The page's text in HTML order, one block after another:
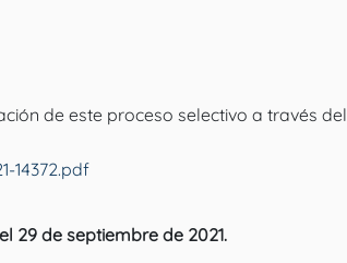
de este proceso selectivo a través del
14372.pdf
29 de septiembre de 2021.